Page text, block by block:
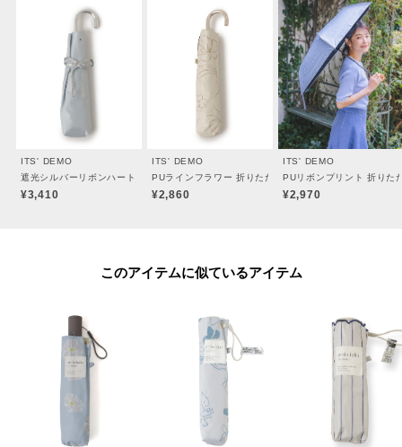
----------------------------------------
★お気に入り登録がおすすめ★
▽気になる商品はハートマークをクリック！
・再入荷やセールの通知をお知らせ
・お気に入り一覧からいつでもチェック
----------------------------------------
ITS' DEMO
遮光シルバーリボンハート 折りたたみ傘 日傘
¥3,410
ITS' DEMO
PUラインフラワー 折りたたみ傘 日傘
¥2,860
ITS' DEMO
PUリボンプリント 折りた
¥2,970
このアイテムに似ているアイテム